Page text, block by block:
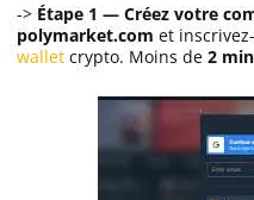
-> Étape 1 — Créez votre
polymarket.com et
wallet crypto. Moins de 2